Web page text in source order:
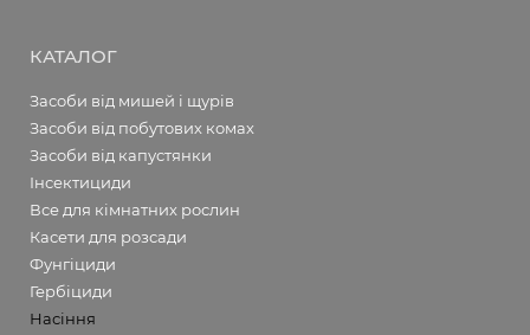
КАТАЛОГ
Засоби від мишей і щурів
Засоби від побутових комах
Засоби від капустянки
Інсектициди
Все для кімнатних рослин
Касети для розсади
Фунгіциди
Гербіциди
Насіння